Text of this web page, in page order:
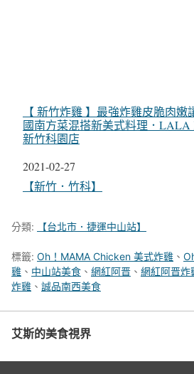
【 新竹炸雞 】最強炸雞皮脆肉
國南方菜混搭新美式料理．LALA
新竹科園店
日期
2021-02-27
關於
【新竹．竹科】
分類: 【台北市．捷運中山站】
標籤: Oh！MAMA Chicken 美式炸雞 、
雞 、 中山站美食 、 網紅阿晋 、 網紅阿晋炸
炸雞 、 誠品南西美食
艾斯的美食視界